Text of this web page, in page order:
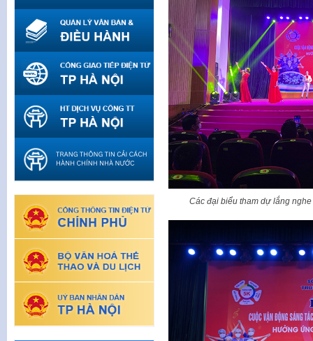
Các đại biểu tham dự lắng